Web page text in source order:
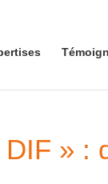
» :